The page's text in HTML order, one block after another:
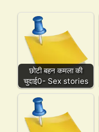
छोटी बहन कमला की
चुदाई0- Sex stories